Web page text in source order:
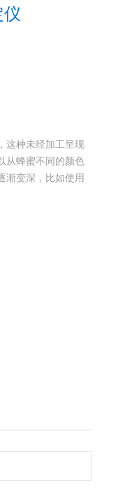
这种未经加工呈现
从蜂蜜不同的颜色
渐变深，比如使用